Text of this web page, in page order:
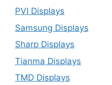
PVI Displays
Samsung Displays
Sharp Displays
Tianma Displays
TMD Displays